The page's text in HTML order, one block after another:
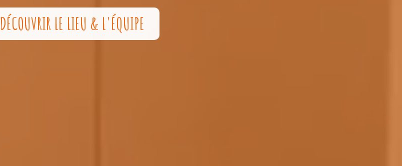
DÉCOUVRIR LE LIEU & L'ÉQUIPE